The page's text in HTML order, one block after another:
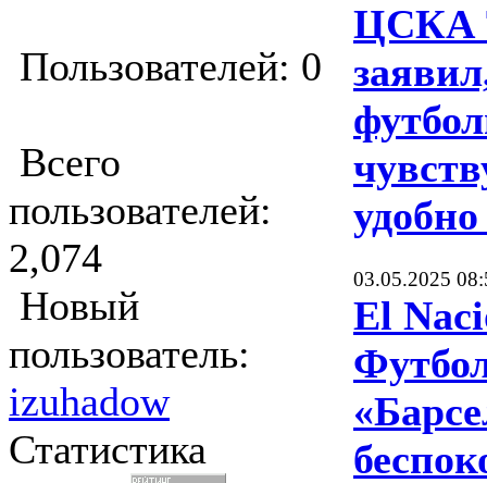
Пользователей: 0
Всего
пользователей:
2,074
Новый
пользователь:
izuhadow
Статистика
ЦСКА
03.05.2025
El